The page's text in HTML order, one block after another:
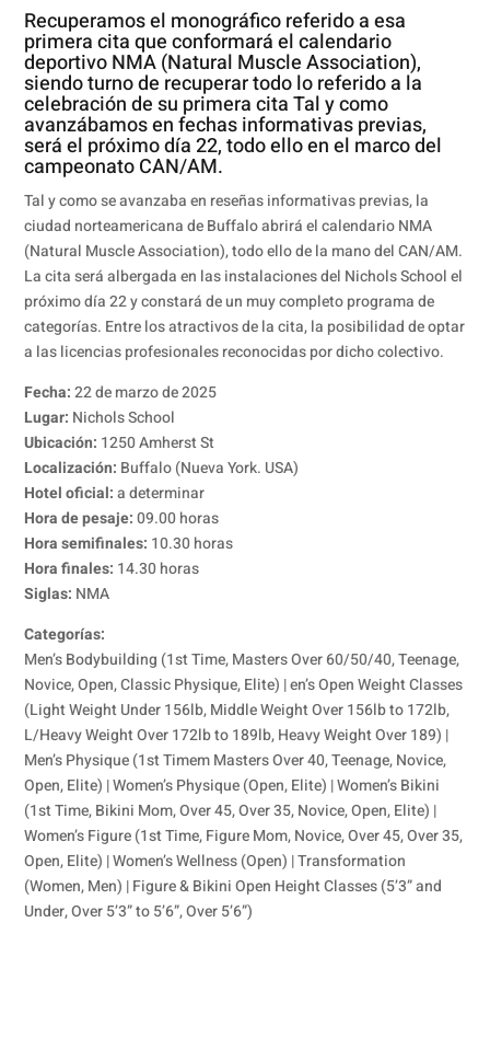
Recuperamos el monográfico referido a esa
primera cita que conformará el calendario
deportivo NMA (Natural Muscle Association),
siendo turno de recuperar todo lo referido a la
celebración de su primera cita Tal y como
avanzábamos en fechas informativas previas,
será el próximo día 22, todo ello en el marco del
campeonato CAN/AM.
Tal y como se avanzaba en reseñas informativas previas, la
ciudad norteamericana de Buffalo abrirá el calendario NMA
(Natural Muscle Association), todo ello de la mano del CAN/AM.
La cita será albergada en las instalaciones del Nichols School el
próximo día 22 y constará de un muy completo programa de
categorías. Entre los atractivos de la cita, la posibilidad de optar
a las licencias profesionales reconocidas por dicho colectivo.
Fecha:22 de marzo de 2025
Lugar: Nichols School
Ubicación: 1250 Amherst St
Localización: Buffalo (Nueva York. USA)
Hotel oficial:a determinar
Hora de pesaje:09.00 horas
Hora semifinales: 10.30 horas
Hora finales: 14.30 horas
Siglas: NMA
Categorías:
Men’s Bodybuilding (1st Time, Masters Over 60/50/40, Teenage,
Novice, Open, Classic Physique, Elite) | en’s Open Weight Classes
(Light Weight Under 156lb, Middle Weight Over 156lb to 172lb,
L/Heavy Weight Over 172lb to 189lb, Heavy Weight Over 189) |
Men’s Physique (1st Timem Masters Over 40, Teenage, Novice,
Open, Elite) | Women’s Physique (Open, Elite) | Women’s Bikini
(1st Time, Bikini Mom, Over 45, Over 35, Novice, Open, Elite) |
Women’s Figure (1st Time, Figure Mom, Novice, Over 45, Over 35,
Open, Elite) | Women’s Wellness (Open) | Transformation
(Women, Men) | Figure & Bikini Open Height Classes (5’3” and
Under, Over 5’3” to 5’6”, Over 5’6”)